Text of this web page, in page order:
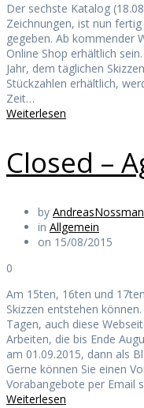
Der sechste Katalog
Zeichnungen, ist nun
gegeben. Ab kommender
Online Shop erhältlich
Jahr, dem täglichen
Stückzahlen erhältlich,
Zeit…
Weiterlesen
Closed –
by
in Allgemein
on 15/08/2015
0
Am 15ten, 16ten und
Skizzen entstehen
Tagen, auch diese
Arbeiten, die bis Ende
am 01.09.2015, dann als
Gerne können Sie einen
Vorabangebote per Email
Weiterlesen